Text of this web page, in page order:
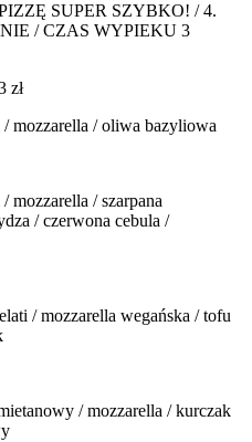
SUPER SZYBKO! / 4.
/ CZAS WYPIEKU 3
zł
/ mozzarella / oliwa bazyliowa
mozzarella / szarpana
/ czerwona cebula /
/ mozzarella wegańska / tofu
/ mozzarella / kurczak